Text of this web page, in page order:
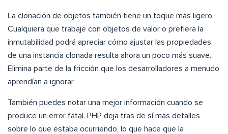
La clonación de objetos también tiene un toque más ligero.
Cualquiera que trabaje con objetos de valor o prefiera la
inmutabilidad podrá apreciar cómo ajustar las propiedades
de una instancia clonada resulta ahora un poco más suave.
Elimina parte de la fricción que los desarrolladores a menudo
aprendían a ignorar.
También puedes notar una mejor información cuando se
produce un error fatal. PHP deja tras de sí más detalles
sobre lo que estaba ocurriendo, lo que hace que la